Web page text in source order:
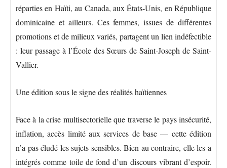
réparties en Haïti, au Canada, aux États-Unis, en République
dominicaine et ailleurs. Ces femmes, issues de différentes
promotions et de milieux variés, partagent un lien indéfectible
: leur passage à l’École des Sœurs de Saint-Joseph de Saint-
Vallier.
Une édition sous le signe des réalités haïtiennes
Face à la crise multisectorielle que traverse le pays insécurité,
inflation, accès limité aux services de base — cette édition
n’a pas éludé les sujets sensibles. Bien au contraire, elle les a
intégrés comme toile de fond d’un discours vibrant d’espoir.